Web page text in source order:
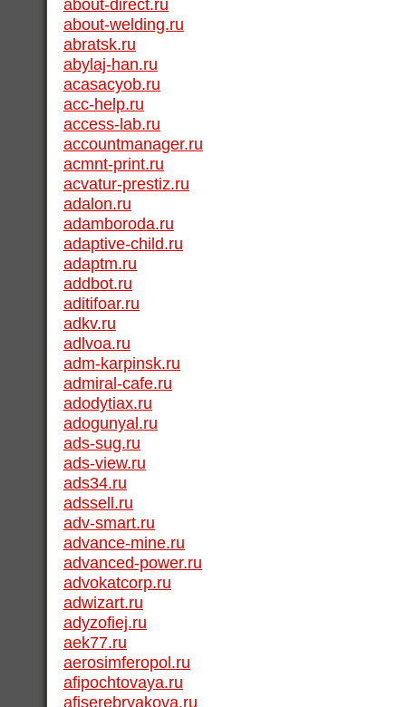
about-direct.ru
about-welding.ru
abratsk.ru
abylaj-han.ru
acasacyob.ru
acc-help.ru
access-lab.ru
accountmanager.ru
acmnt-print.ru
acvatur-prestiz.ru
adalon.ru
adamboroda.ru
adaptive-child.ru
adaptm.ru
addbot.ru
aditifoar.ru
adkv.ru
adlvoa.ru
adm-karpinsk.ru
admiral-cafe.ru
adodytiax.ru
adogunyal.ru
ads-sug.ru
ads-view.ru
ads34.ru
adssell.ru
adv-smart.ru
advance-mine.ru
advanced-power.ru
advokatcorp.ru
adwizart.ru
adyzofiej.ru
aek77.ru
aerosimferopol.ru
afipochtovaya.ru
afiserebryakova.ru